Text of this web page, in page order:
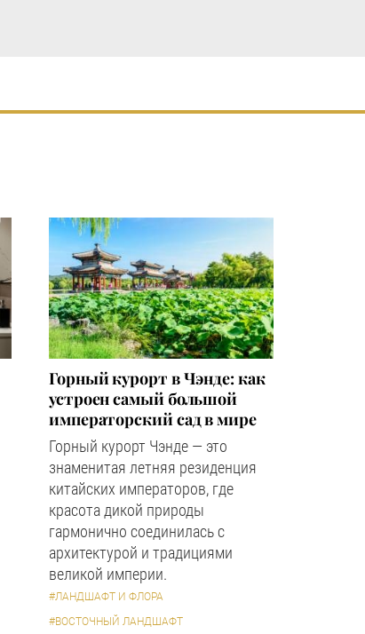
Горный курорт в Чэнде: как
устроен самый большой
императорский сад в мире
Горный курорт Чэнде — это
знаменитая летняя резиденция
китайских императоров, где
красота дикой природы
гармонично соединилась с
архитектурой и традициями
великой империи.
#ЛАНДШАФТ И ФЛОРА
#ВОСТОЧНЫЙ ЛАНДШАФТ